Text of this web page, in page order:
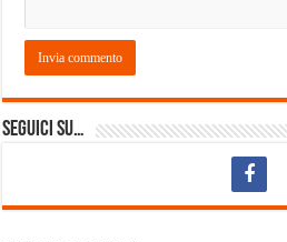
Seguici su…